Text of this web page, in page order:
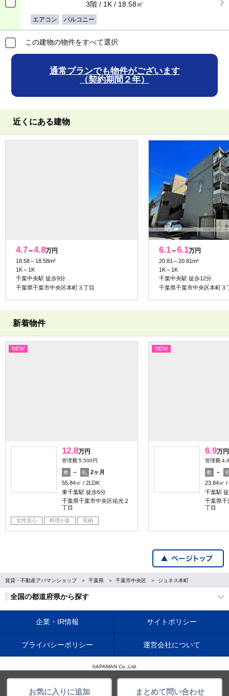
3階 / 1K / 18.58㎡
エアコン バルコニー
この建物の物件をすべて選択
通常プランでも物件がございます
（契約期間２年）
お気に入りに追加 まとめて問い合わせ
近くにある建物
4.7～4.8万円
18.58～18.58m²
1K～1K
千葉中央駅 徒歩9分
千葉県千葉市中央区本町３丁目
6.1～6.1万円
20.81～20.81m²
1K～1K
千葉中央駅 徒歩12分
千葉県千葉市中央区本町３
新着物件
NEW
12.8万円
管理費:5,500円
敷 － 礼
2ヶ月
55.84㎡
2LDK
東千葉駅 徒歩6分
千葉県千葉市中央区祐光２
丁目
女性安心 料理が楽 収納
NEW
6.9万円
管理費
敷 －
23.84㎡
千葉駅
千葉県千
丁目
賃貸・不動産アパマンショップ 千葉県 千葉市中央区 ジュネス本町
全国の都道府県から探す
企業・IR情報 サイトポリシー
プライバシーポリシー 運営会社について
©APAMAN Co.,Ltd.